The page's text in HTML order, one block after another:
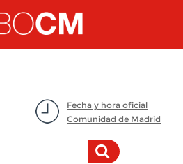
Fecha y hora oficial
Comunidad de Madrid